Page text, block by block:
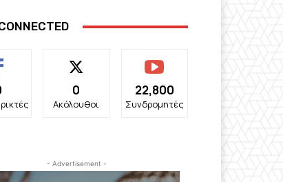
0
Ακόλουθοι
22,800
Συνδρομητές
- Advertisement -